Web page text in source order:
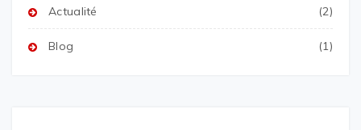
Actualité (2)
Blog (1)